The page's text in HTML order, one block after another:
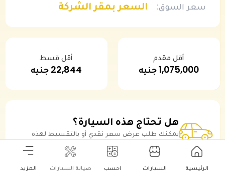
سعر السوق: السعر بمقر الشركة
أقل مقدم
1,075,000 جنيه
أقل قسط
22,844 جنيه
هل تحتاج هذه السيارة؟
يمكنك طلب عرض سعر نقدي أو بالتقسيط لهذه
السيارة
كاش التقسيط الرئيسية السيارات احسب صيانة السيارات المزيد